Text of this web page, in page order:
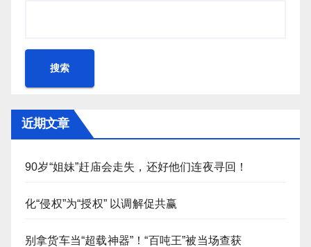
搜索
近期文章
90岁“姐妹”赶庙会走失，还好他们连夜寻回！
化“侵权”为“授权” 以调解促共赢
别拿货车当“超载神器”！“百吨王”被当场查获